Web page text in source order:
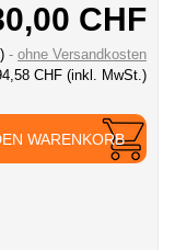
CHF
ohne Versandkosten
CHF (inkl. MwSt.)
WARENKORB